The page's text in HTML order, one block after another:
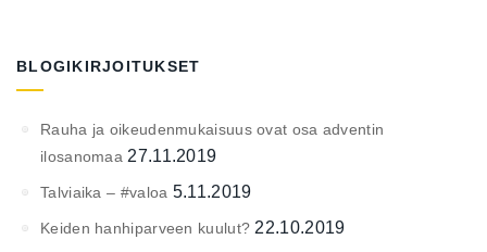
BLOGIKIRJOITUKSET
Rauha ja oikeudenmukaisuus ovat osa adventin
ilosanomaa 27.11.2019
Talviaika – #valoa 5.11.2019
Keiden hanhiparveen kuulut? 22.10.2019